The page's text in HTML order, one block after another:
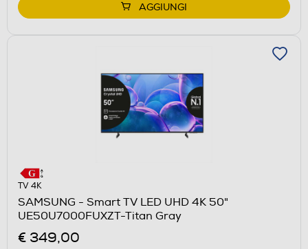
AGGIUNGI
TV 4K
SAMSUNG - Smart TV LED UHD 4K 50"
UE50U7000FUXZT-Titan Gray
€ 349,00